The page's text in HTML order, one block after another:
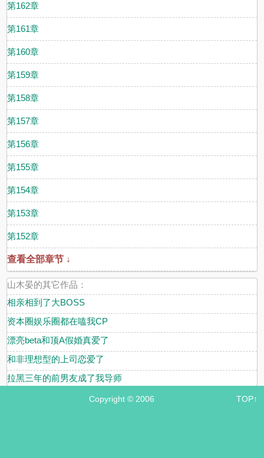
第162章
第161章
第160章
第159章
第158章
第157章
第156章
第155章
第154章
第153章
第152章
查看全部章节 ↓
山木晏的其它作品：
相亲相到了大BOSS
资本圈娱乐圈都在嗑我CP
漂亮beta和顶A假婚真爱了
和非理想型的上司恋爱了
拉黑三年的前男友成了我导师
Copyright © 2006 TOP↑